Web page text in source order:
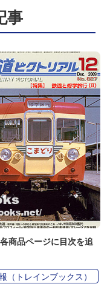
事
商品ページに目次を追
（トレインブックス）